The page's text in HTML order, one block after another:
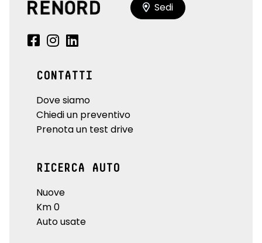
Sedi
CONTATTI
Dove siamo
Chiedi un preventivo
Prenota un test drive
RICERCA AUTO
Nuove
Km 0
Auto usate